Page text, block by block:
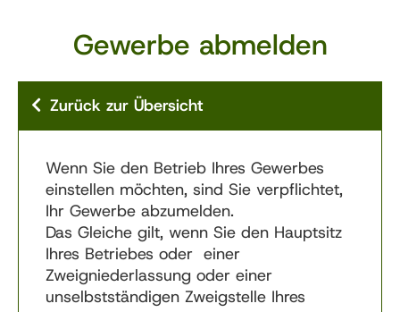
Gewerbe abmelden
Zurück zur Übersicht
Wenn Sie den Betrieb Ihres Gewerbes
einstellen möchten, sind Sie verpflichtet,
Ihr Gewerbe abzumelden.
Das Gleiche gilt, wenn Sie den Hauptsitz
Ihres Betriebes oder einer
Zweigniederlassung oder einer
unselbstständigen Zweigstelle Ihres